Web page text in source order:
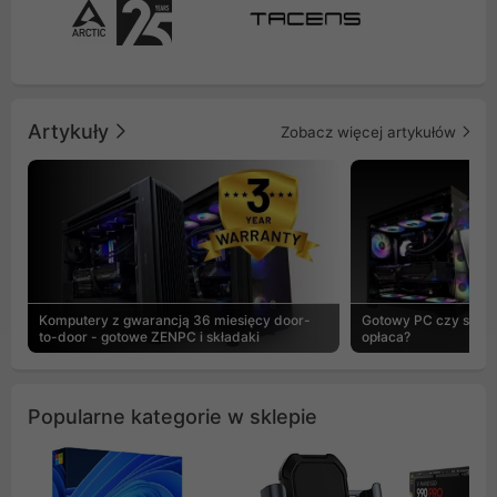
Artykuły Zobacz więcej artykułów
Komputery z gwarancją 36 miesięcy door-
to-door - gotowe ZENPC i składaki
Gotowy PC czy
opłaca?
Popularne kategorie w sklepie